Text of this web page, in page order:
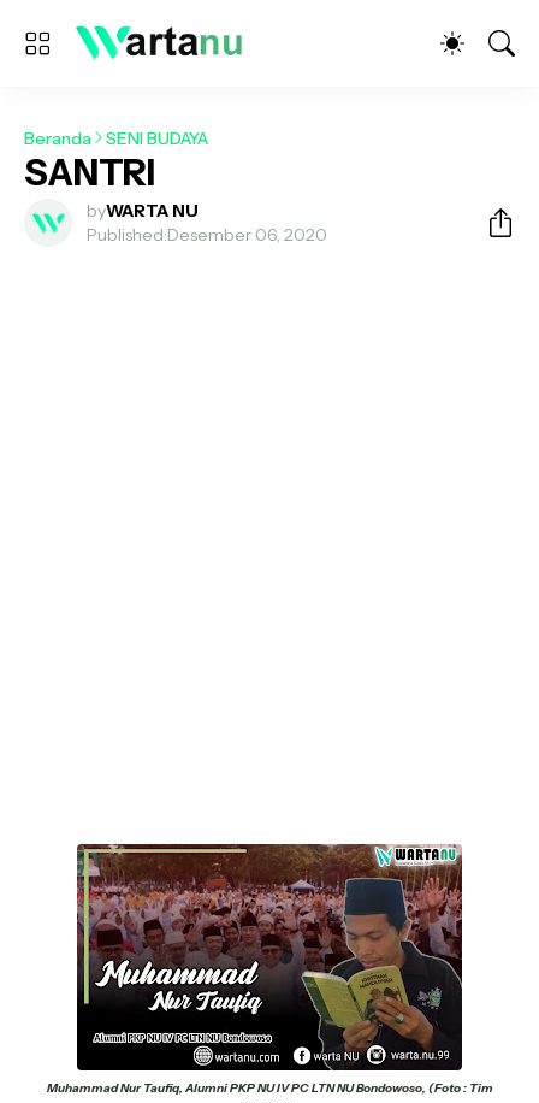
Beranda SENI BUDAYA
SANTRI
byWARTA NU
Published:Desember 06, 2020
Muhammad Nur Taufiq, Alumni PKP NU IV PC LTN NU Bondowoso, (Foto : Tim